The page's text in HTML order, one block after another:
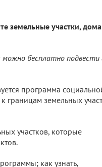
земельные участки,
бесплатно подвести
программа
границам земельных
участков, которые
как узнать,